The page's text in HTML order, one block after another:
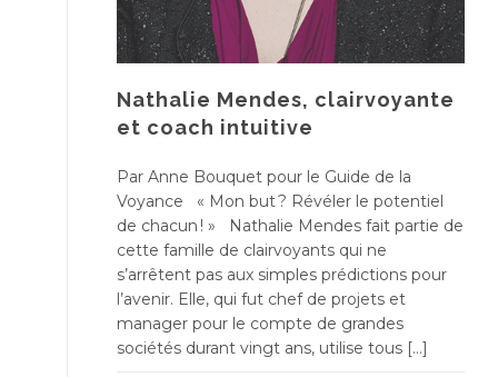
Nathalie Mendes, clairvoyante
et coach intuitive
Par Anne Bouquet pour le Guide de la
Voyance « Mon but ? Révéler le potentiel
de chacun ! » Nathalie Mendes fait partie de
cette famille de clairvoyants qui ne
s’arrêtent pas aux simples prédictions pour
l’avenir. Elle, qui fut chef de projets et
manager pour le compte de grandes
sociétés durant vingt ans, utilise tous […]